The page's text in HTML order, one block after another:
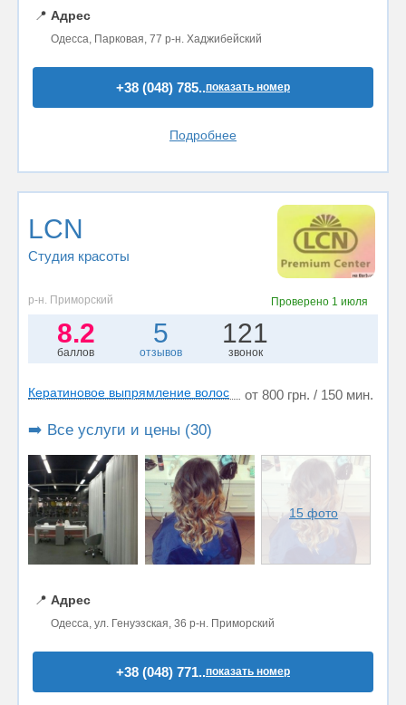
📍 Адрес
Одесса, Парковая, 77 р-н. Хаджибейский
+38 (048) 785..показать номер
Подробнее
LCN
Студия красоты
р-н. Приморский Проверено 1 июля
8.2
баллов
5
отзывов
121
звонок
Кератиновое выпрямление волос от 800 грн. / 150 мин.
➡️ Все услуги и цены (30)
15 фото
📍 Адрес
Одесса, ул. Генуэзская, 36 р-н. Приморский
+38 (048) 771..показать номер